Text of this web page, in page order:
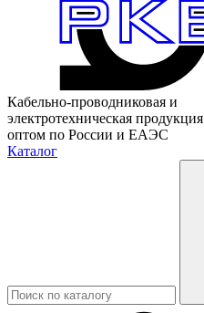
Кабельно-проводниковая и
электротехническая продукция
оптом по России и ЕАЭС
Каталог